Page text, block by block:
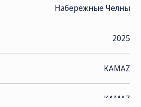
Набережные Челны
2025
KAMAZ
KAMAZ